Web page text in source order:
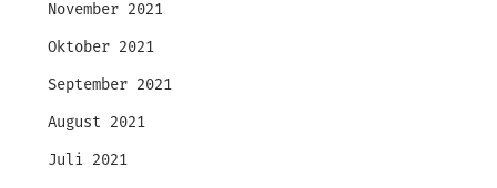
November 2021
Oktober 2021
September 2021
August 2021
Juli 2021